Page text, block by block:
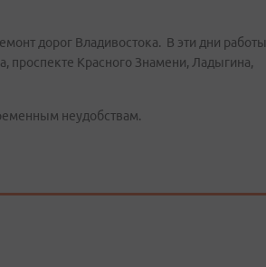
дорог Владивостока. В эти дни работы
проспекте Красного Знамени, Ладыгина,
неудобствам.